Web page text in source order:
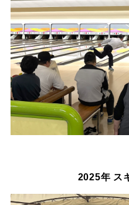
2025年 ス